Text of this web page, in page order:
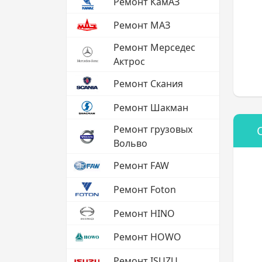
Ремонт МАЗ
Ремонт Мерседес
Актрос
Ремонт Скания
Ремонт Шакман
Ремонт грузовых
Вольво
Ремонт FAW
Ремонт Foton
Ремонт HINO
Ремонт HOWO